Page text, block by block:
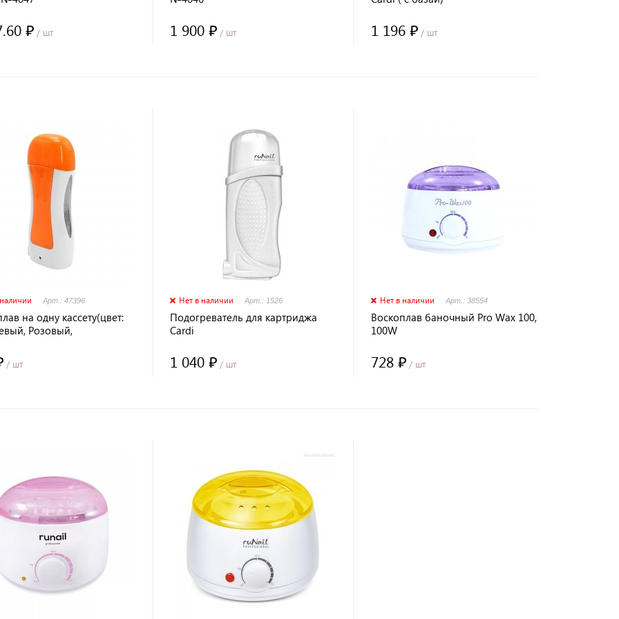
₽ / шт 1 900 ₽/ шт 1 196 ₽ / шт
Арт.: 47396
на одну кассету(цвет:
Розовый,
/ шт
Нет в наличии Арт.: 1526
Подогреватель для картриджа
Cardi
1 040 ₽/ шт
Нет в наличии Арт.: 38554
Воскоплав баночный Pro Wax 100,
100W
728 ₽ / шт